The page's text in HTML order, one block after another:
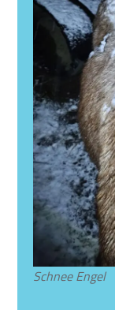
Schnee Engel